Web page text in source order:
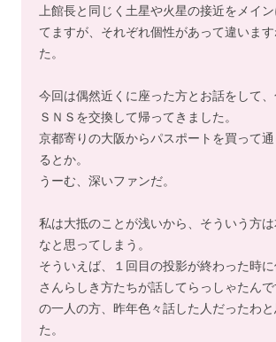
上館長と同じく土星や火星の接近をメイ
てますが、それぞれ個性があって違いま
た。
今回は偶然近くに座った方とお話をして
ＳＮＳを交換して帰ってきました。
京都寄りの大阪からパスポートを買って
るとか。
うーむ、深いファンだ。
私は大抵のことが浅いから、そういう方
なと思ってしまう。
そういえば、１回目の投影が終わった時
さんらしき方たちが話してらっしゃたん
の一人の方、昨年色々話した人だったわ
た。